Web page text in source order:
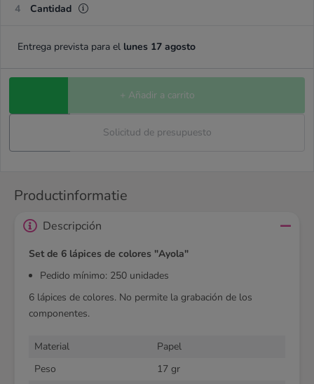
4 Cantidad
Entrega prevista para el lunes 17 agosto
+ Añadir a carrito
Solicitud de presupuesto
Productinformatie
Descripción
Set de 6 lápices de colores "Ayola"
Pedido mínimo: 250 unidades
6 lápices de colores. No permite la grabación de los
componentes.
Material
Papel
Peso
17 gr